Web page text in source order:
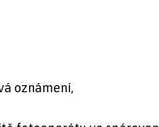
oznámení,